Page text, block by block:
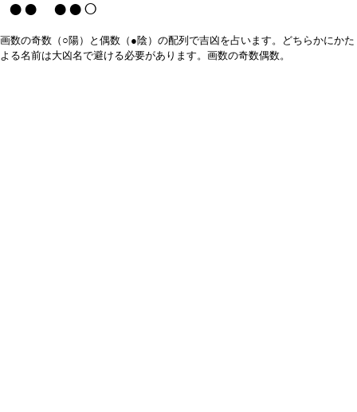
●● ●●○
画数の奇数（○陽）と偶数（●陰）の配列で吉凶を占います。どちらかにかた
よる名前は大凶名で避ける必要があります。画数の奇数偶数。